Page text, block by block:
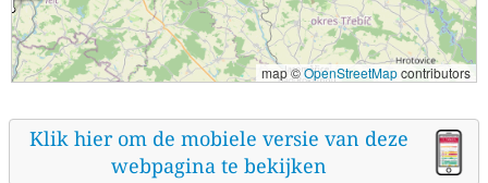
map ©OpenStreetMapcontributors
Klik hier om de mobiele versie van deze
webpagina te bekijken